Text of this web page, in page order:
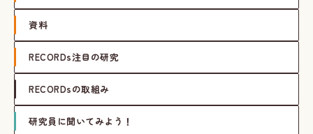
資料
RECORDs注目の研究
RECORDsの取組み
研究員に聞いてみよう！